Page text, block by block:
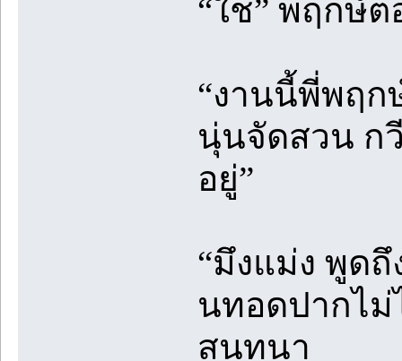
“ใช่” พฤกษ์ต
“งานนี้พี่พฤ
นุ่นจัดสวน ก
อยู่”
“มึงแม่ง พูด
นทอดปากไม่
สนทนา